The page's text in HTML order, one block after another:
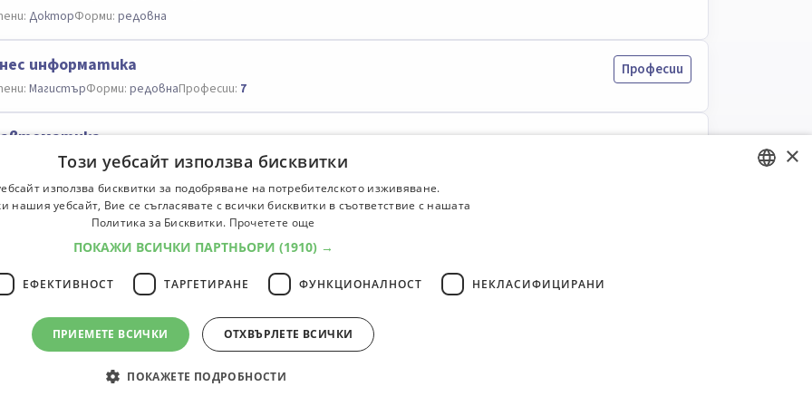
ДокторФорми: редовна
информатика
МагистърФорми: редовнаПрофесии: 7
Професии
ДокторФорми:редовна
инженерство и мениджмънт
1 2 3 4 5 6 .. 12
×
Този уебсайт използва бисквитки
използва бисквитки за подобряване на потребителското изживяване.
нашия уебсайт, Вие се съгласявате с всички бисквитки в съответствие с нашата
Политика за Бисквитки. Прочетете още
ПОКАЖИ ВСИЧКИ ПАРТНЬОРИ (1910) →
ЕФЕКТИВНОСТ ТАРГЕТИРАНЕ ФУНКЦИОНАЛНОСТ НЕКЛАСИФИЦИРАНИ
ПРИЕМЕТЕ ВСИЧКИ ОТХВЪРЛЕТЕ ВСИЧКИ
ПОКАЖЕТЕ ПОДРОБНОСТИ